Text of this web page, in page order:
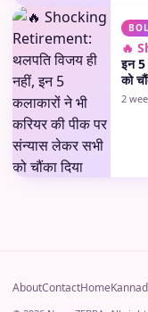
🔥
इन 5
को
2
AboutContactHome